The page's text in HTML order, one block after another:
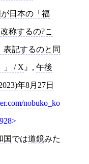
日本の「福
称するの?こ
記するのと同
」 / X , 午後
年8月27日
nobuko_ko
国では道鏡みた